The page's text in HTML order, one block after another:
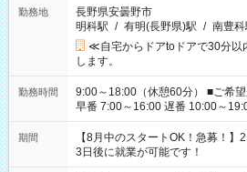
勤務地
長野県安曇野市
明科駅 / 有明(長野県)駅 / 南豊科
≪自宅からドアtoドアで30分
します。
勤務時間
9:00～18:00（休憩60分） ■ご希望があれば下記シフトもOK！
早番 7:00～16:00 遅番 10:00～19:00
と休みを合わせたい」 「余裕を
「できれば残業はしたくない」
ね。 ※Wワーク希望の方へ 今ご覧のお仕事で希望する勤務時間
と、もう1つのお仕事の勤務時間
期間
【8月中のスタートOK！急募！
3日後に就業が可能です！